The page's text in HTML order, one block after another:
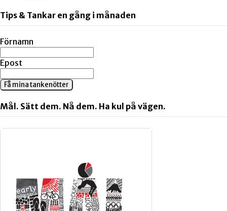
Tips & Tankar en gång i månaden
Förnamn
Epost
Få mina tankenötter
Mål. Sätt dem. Nå dem. Ha kul på vägen.